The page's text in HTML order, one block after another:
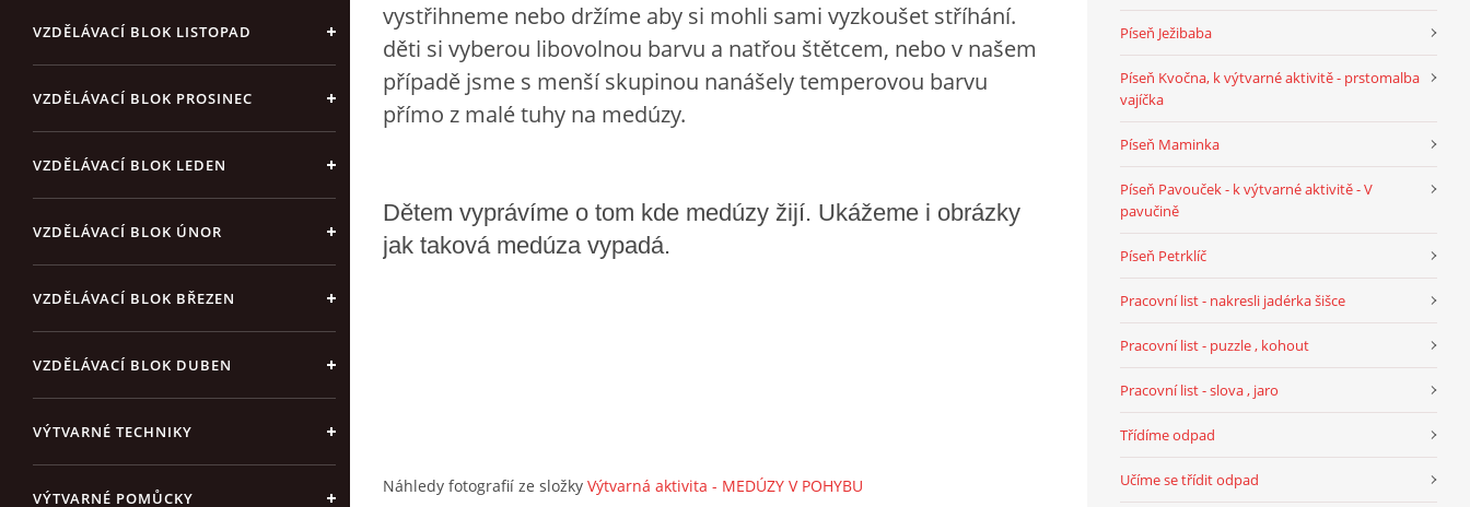
VZDĚLÁVACÍ BLOK LISTOPAD
VZDĚLÁVACÍ BLOK PROSINEC
VZDĚLÁVACÍ BLOK LEDEN
VZDĚLÁVACÍ BLOK ÚNOR
VZDĚLÁVACÍ BLOK BŘEZEN
VZDĚLÁVACÍ BLOK DUBEN
VÝTVARNÉ TECHNIKY
VÝTVARNÉ POMŮCKY
vystřihneme nebo držíme aby si mohli sami vyzkoušet stříhání.
děti si vyberou libovolnou barvu a natřou štětcem, nebo v našem
případě jsme s menší skupinou nanášely temperovou barvu
přímo z malé tuhy na medúzy.
Dětem vyprávíme o tom kde medúzy žijí. Ukážeme i obrázky
jak taková medúza vypadá.
Náhledy fotografií ze složky Výtvarná aktivita - MEDÚZY V POHYBU
Píseň Ježibaba
Píseň Kvočna, k výtvarné aktivitě - prstomalba
vajíčka
Píseň Maminka
Píseň Pavouček - k výtvarné aktivitě - V
pavučině
Píseň Petrklíč
Pracovní list - nakresli jadérka šišce
Pracovní list - puzzle , kohout
Pracovní list - slova , jaro
Třídíme odpad
Učíme se třídit odpad